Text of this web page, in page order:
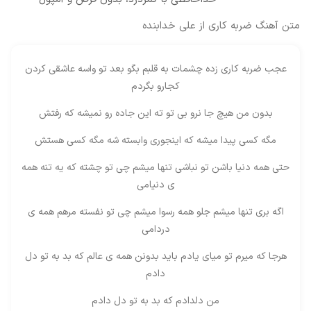
متن آهنگ ضربه کاری از علی خدابنده
عجب ضربه کاری زده چشمات به قلبم بگو بعد تو واسه عاشقی کردن
کجارو بگردم
بدون من هیچ جا نرو بی تو ته این جاده رو نمیشه که رفتش
مگه کسی پیدا میشه که اینجوری وابسته شه مگه کسی هستش
حتی همه دنیا باشن تو نباشی تنها میشم چی تو چشته که یه تنه همه
ی دنیامی
اگه بری تنها میشم جلو همه رسوا میشم چی تو نفسته مرهم همه ی
دردامی
هرجا که میرم تو میای یادم باید بدونن همه ی عالم که بد به تو دل
دادم
من دلدادم که بد به تو دل دادم